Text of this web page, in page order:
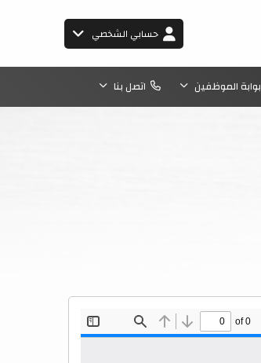
حسابي الشخصي
بوابة الموظفين اتصل بنا